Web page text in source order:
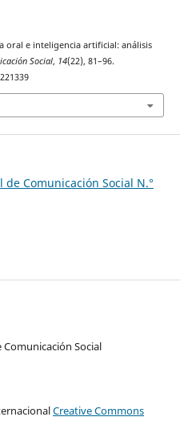
oral e inteligencia artificial: análisis
Social, 14(22), 81–96.
de Comunicación Social N.°
Social
Creative Commons